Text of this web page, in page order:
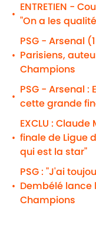
•
ENTRETIEN -
"On a les
•
PSG - Arsenal
Parisiens,
Champions
•
PSG - Arsenal :
cette grande
•
EXCLU :
finale de Ligue
qui est la star"
•
PSG : "J'ai
Dembélé lance
Champions